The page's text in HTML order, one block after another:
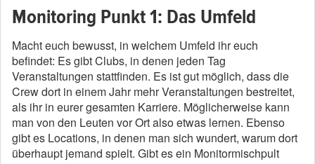
Monitoring Punkt 1: Das Umfeld
Macht euch bewusst, in welchem Umfeld ihr euch
befindet: Es gibt Clubs, in denen jeden Tag
Veranstaltungen stattfinden. Es ist gut möglich, dass die
Crew dort in einem Jahr mehr Veranstaltungen bestreitet,
als ihr in eurer gesamten Karriere. Möglicherweise kann
man von den Leuten vor Ort also etwas lernen. Ebenso
gibt es Locations, in denen man sich wundert, warum dort
überhaupt jemand spielt. Gibt es ein Monitormischpult